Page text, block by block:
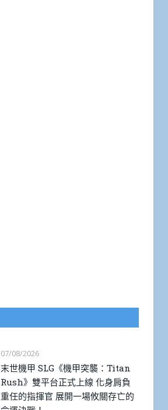
07/08/2026
末世機甲 SLG《機甲突襲：Titan
Rush》雙平台正式上線 化身肩負
重任的指揮官 展開一場攸關存亡的